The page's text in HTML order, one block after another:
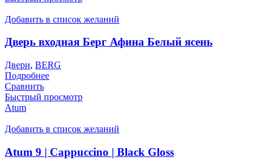
Добавить в список желаний
Дверь входная Берг Афина Белый ясень
Двери, BERG
Подробнее
Сравнить
Быстрый просмотр
Atum
Добавить в список желаний
Atum 9 | Cappuccino | Black Gloss